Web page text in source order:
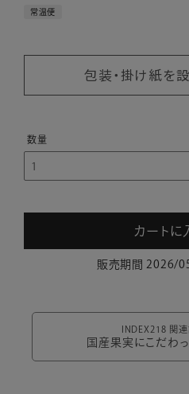
常温便
包装・掛け紙を
カートに
販売期間 2026/
INDEX218 関
国産果実にこだわ